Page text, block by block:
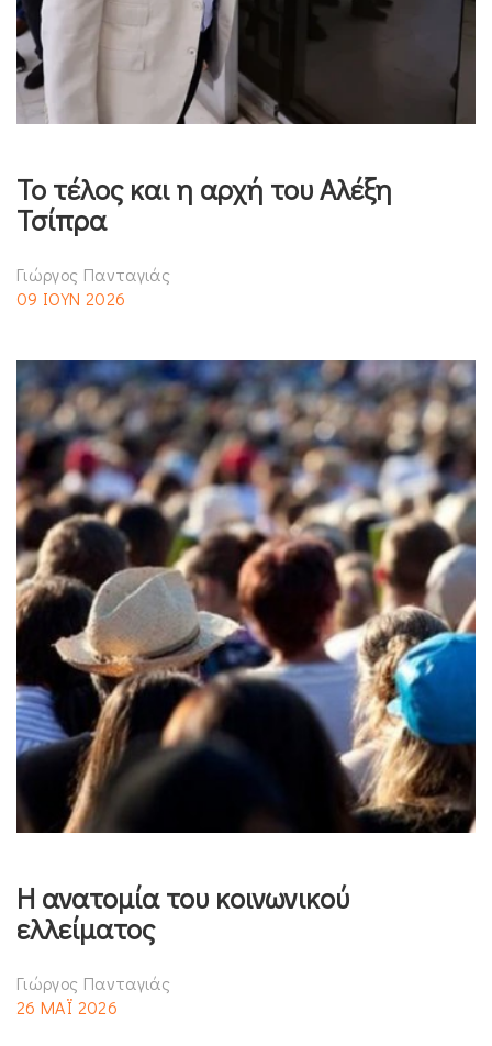
Το τέλος και η αρχή του Αλέξη
Τσίπρα
Γιώργος Πανταγιάς
09 ΙΟΥΝ 2026
Η ανατομία του κοινωνικού
ελλείματος
Γιώργος Πανταγιάς
26 ΜΑΪ 2026